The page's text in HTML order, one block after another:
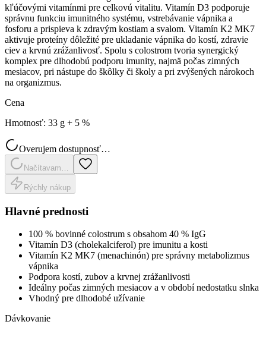
kľúčovými vitamínmi pre celkovú vitalitu. Vitamín D3 podporuje
správnu funkciu imunitného systému, vstrebávanie vápnika a
fosforu a prispieva k zdravým kostiam a svalom. Vitamín K2 MK7
aktivuje proteíny dôležité pre ukladanie vápnika do kostí, zdravie
ciev a krvnú zrážanlivosť. Spolu s colostrom tvoria synergický
komplex pre dlhodobú podporu imunity, najmä počas zimných
mesiacov, pri nástupe do škôlky či školy a pri zvýšených nárokoch
na organizmus.
Cena
Hmotnosť: 33 g + 5 %
Overujem dostupnosť…
Načítavam…
Rýchly nákup
Hlavné prednosti
100 % bovinné colostrum s obsahom 40 % IgG
Vitamín D3 (cholekalciferol) pre imunitu a kosti
Vitamín K2 MK7 (menachinón) pre správny metabolizmus
vápnika
Podpora kostí, zubov a krvnej zrážanlivosti
Ideálny počas zimných mesiacov a v období nedostatku slnka
Vhodný pre dlhodobé užívanie
Dávkovanie